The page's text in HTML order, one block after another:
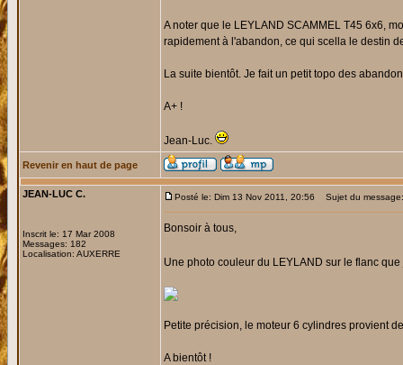
A noter que le LEYLAND SCAMMEL T45 6x6,
rapidement à l'abandon, ce qui scella le destin
La suite bientôt. Je fait un petit topo des
A+ !
Jean-Luc.
Revenir en haut de page
JEAN-LUC C.
Inscrit le: 17 Mar 2008
Messages: 182
Localisation: AUXERRE
Posté le: Dim 13 Nov 2011, 20:56 Sujet du
Bonsoir à tous,
Une photo couleur du LEYLAND sur le flanc
Petite précision, le moteur 6 cylindres provient
A bientôt !